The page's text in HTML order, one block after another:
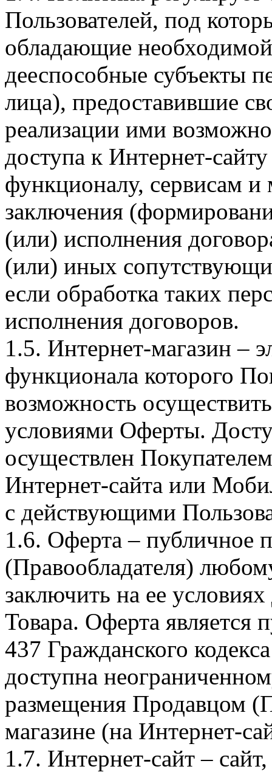
Пользователей, под
обладающие
дееспособные субъекты
лица), предоставившие
реализации ими
доступа к Интернет-
функционалу, сервисам и
заключения
(или) исполнения
(или) иных
если обработка таких
исполнения договоров.
1.5. Интернет-магазин –
функционала которого
возможность
условиями Оферты.
осуществлен
Интернет-сайта или
с действующими
1.6. Оферта – публичное
(Правообладателя)
заключить на ее
Товара. Оферта является
437 Гражданского
доступна
размещения Продавцом
магазине (на Интернет-
1.7. Интернет-сайт –